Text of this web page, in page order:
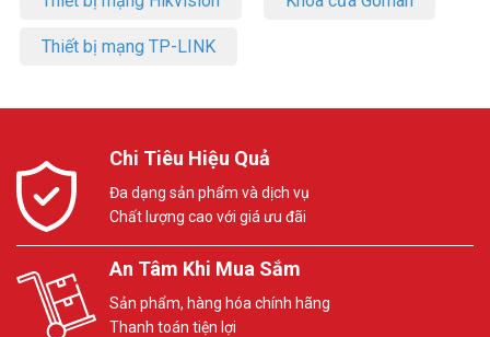
Thiết bị mạng TP-LINK
Chi Tiêu Hiệu Quả
Đa dạng sản phẩm và dịch vụ
Chất lượng cao với giá ưu đãi
An Tâm Khi Mua Sắm
Sản phẩm, hàng hóa chính hãng
Thanh toán tiện lợi